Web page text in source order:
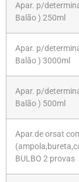
Apar. p/
Balão ) 250ml
Apar. p/
Balão ) 3000ml
Apar. p/
Balão ) 500ml
Apar.de orsat
BULBO 2 provas